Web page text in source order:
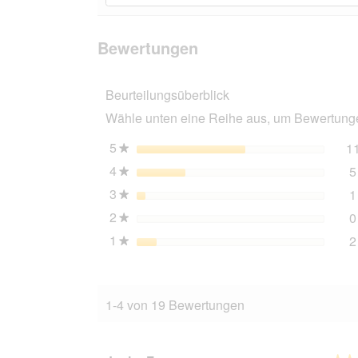
Holzhaus
Bewertungen
Beurteilungsüberblick
Wähle unten eine Reihe aus, um
5★ Sterne 11
4★ Sterne 5
3★ Sterne 1
2★ 0
1★ Sterne 2
1-4 von 19 Bewertungen